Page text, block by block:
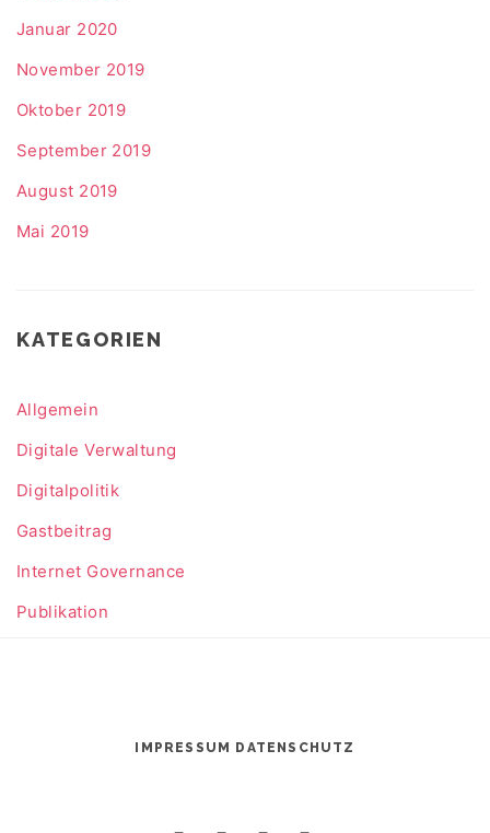
Januar 2020
November 2019
Oktober 2019
September 2019
August 2019
Mai 2019
KATEGORIEN
Allgemein
Digitale Verwaltung
Digitalpolitik
Gastbeitrag
Internet Governance
Publikation
IMPRESSUM DATENSCHUTZ